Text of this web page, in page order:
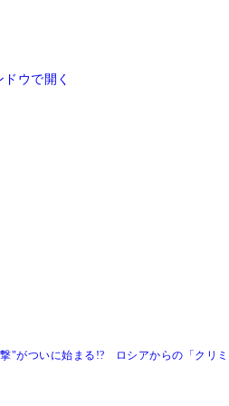
ウで開く
"がついに始まる!? ロシアからの「クリ